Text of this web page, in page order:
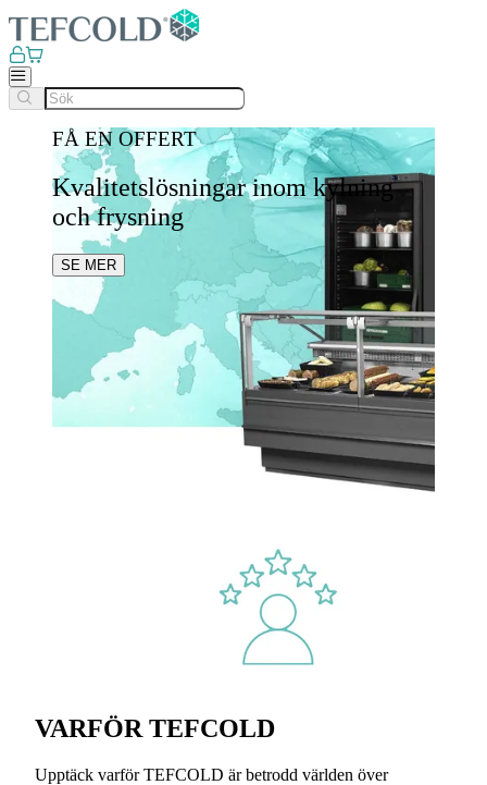
FÅ EN OFFERT
Kvalitetslösningar inom kylning
och frysning
SE MER
VARFÖR TEFCOLD
Upptäck varför TEFCOLD är betrodd världen över